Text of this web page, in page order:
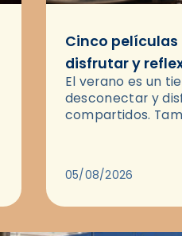
Cinco
disfrutar y
El verano es un
desconectar y
compartidos.
05/08/2026